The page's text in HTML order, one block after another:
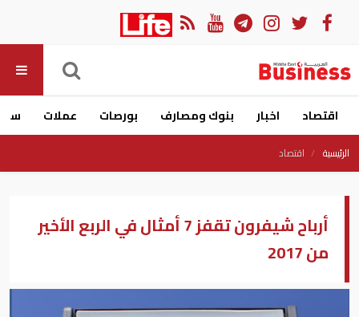
اقتصاد اخبار بنوك ومصارف بورصات عملات
الرئيسية اقتصاد
أرباح شيفرون تقفز 7 أمثال في الربع الأخير
من 2017